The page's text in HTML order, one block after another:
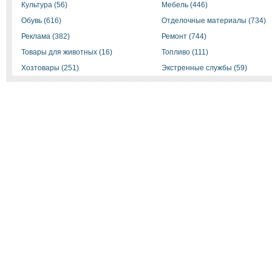
Культура (56)
Мебель (446)
Обувь (616)
Отделочные материалы (734)
Реклама (382)
Ремонт (744)
Товары для животных (16)
Топливо (111)
Хозтовары (251)
Экстренные службы (59)